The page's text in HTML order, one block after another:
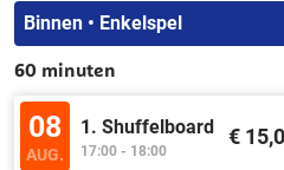
Binnen • Enkelspel
60 minuten
08
AUG.
1. Shuffelboard
17:00 - 18:00
€